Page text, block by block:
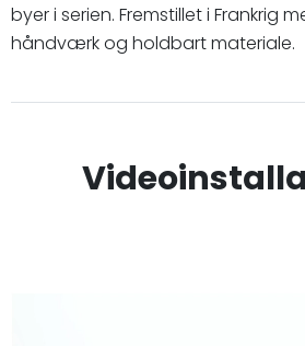
byer i serien. Fremstillet i Frankrig
håndværk og holdbart materiale.